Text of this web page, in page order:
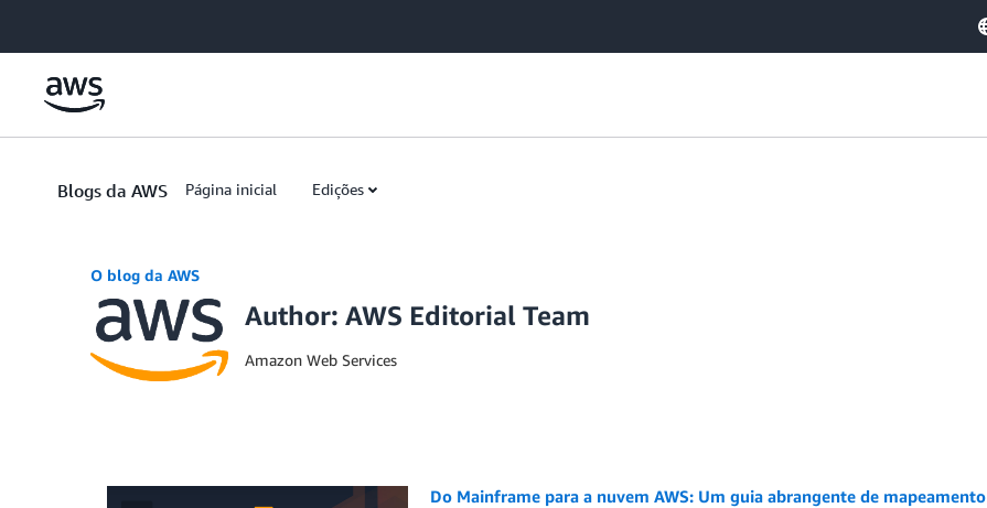
Blogs da AWS Página inicial Edições
O blog da AWS
Author: AWS Editorial Team
Amazon Web Services
Do Mainframe para a nuvem AWS: Um guia abrangente de mapeamento